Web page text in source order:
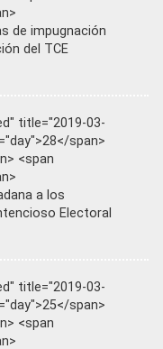
de impugnación
del TCE
title="2019-03-
span>
<span
a los
Electoral
title="2019-03-
span>
<span